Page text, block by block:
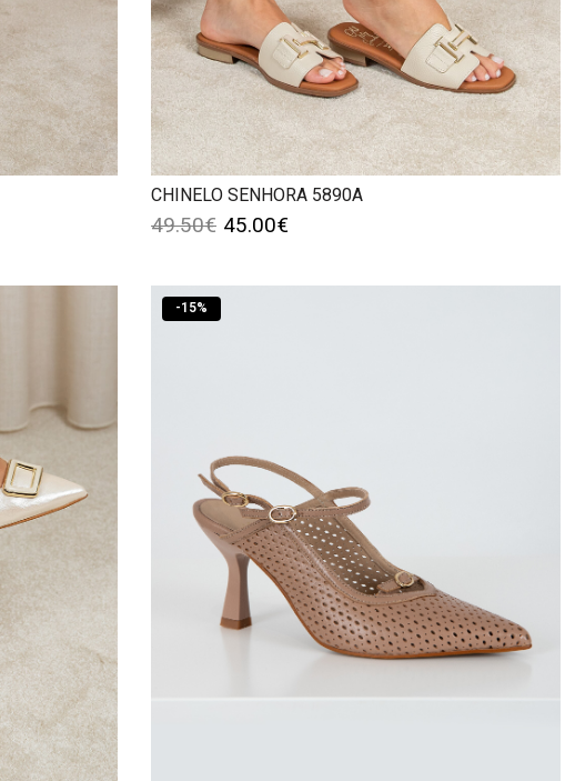
CHINELO SENHORA 5890A
49.50€ 45.00€
-15%